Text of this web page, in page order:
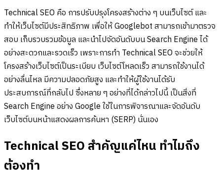
Technical SEO คือ การปรับปรุงโครงสร้างต่าง ๆ บนเว็บไซต์ และ
ทำให้เว็บไซต์มีประสิทธิภาพ เพื่อให้ Googlebot สามารถเข้ามาตรวจ
สอบ เก็บรวบรวมข้อมูล และนำไปจัดอันดับบน Search Engine ได้
อย่างสะดวกและรวดเร็ว เพราะการทำ Technical SEO จะช่วยให้
โครงสร้างเว็บไซต์เป็นระเบียบ เว็บไซต์โหลดเร็ว สามารถใช้งานได้
อย่างลื่นไหล มีความปลอดภัยสูง และทำให้ผู้ใช้งานได้รับ
ประสบการณ์ที่กลับไป ซึ่งหลาย ๆ อย่างที่ได้กล่าวไปนี้ เป็นสิ่งที่
Search Engine อย่าง Google ใช้ในการพิจารณาและจัดอันดับ
เว็บไซต์บนหน้าแสดงผลการค้นหา (SERP) นั่นเอง
Technical SEO สำคัญแค่ไหน ทำไมถึง
ต้องทำ